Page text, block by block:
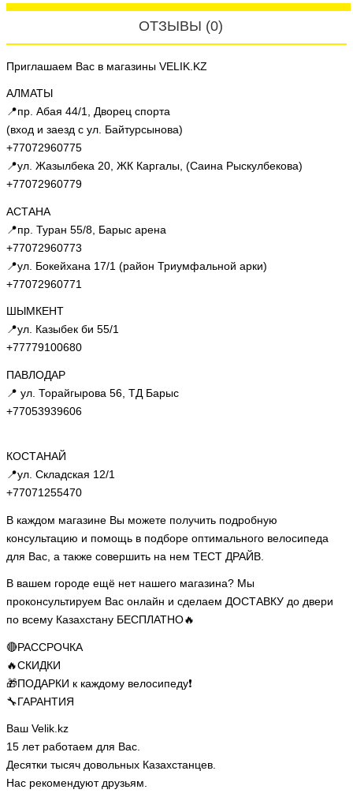
ОТЗЫВЫ (0)
Приглашаем Вас в магазины VELIK.KZ
АЛМАТЫ
📍пр. Абая 44/1, Дворец спорта
(вход и заезд с ул. Байтурсынова)
+77072960775
📍ул. Жазылбека 20, ЖК Каргалы, (Саина Рыскулбекова)
+77072960779
АСТАНА
📍пр. Туран 55/8, Барыс арена
+77072960773
📍ул. Бокейхана 17/1 (район Триумфальной арки)
+77072960771
ШЫМКЕНТ
📍ул. Казыбек би 55/1
+77779100680
ПАВЛОДАР
📍 ул. Торайгырова 56, ТД Барыс
+77053939606
КОСТАНАЙ
📍ул. Складская 12/1
+77071255470
В каждом магазине Вы можете получить подробную
консультацию и помощь в подборе оптимального велосипеда
для Вас, а также совершить на нем ТЕСТ ДРАЙВ.
В вашем городе ещё нет нашего магазина? Мы
проконсультируем Вас онлайн и сделаем ДОСТАВКУ до двери
по всему Казахстану БЕСПЛАТНО🔥
🔴РАССРОЧКА
🔥СКИДКИ
🎁ПОДАРКИ к каждому велосипеду❗
🔧ГАРАНТИЯ
Ваш Velik.kz
15 лет работаем для Вас.
Десятки тысяч довольных Казахстанцев.
Нас рекомендуют друзьям.